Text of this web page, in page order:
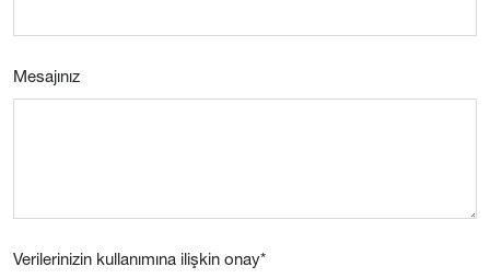
Mesajınız
Verilerinizin kullanımına ilişkin onay*